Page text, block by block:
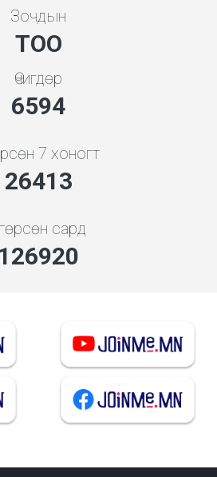
Зочдын
ТОО
Өчигдөр
7101
7 хоногт
28445
сард
136683